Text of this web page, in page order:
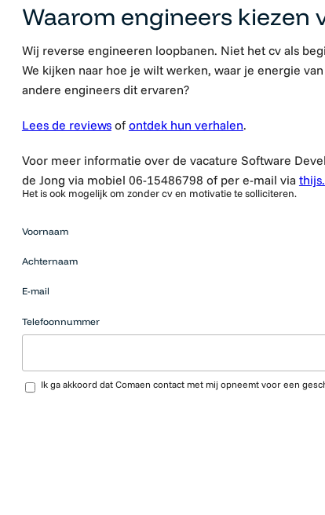
Waarom engineers kiezen
Wij reverse engineeren loopbanen. Niet het cv als
We kijken naar hoe je wilt werken, waar je energie
andere engineers dit ervaren?
Lees de reviewsof ontdek hun verhalen.
Voor meer informatie over de vacature Software
de Jong via mobiel 06-15486798 of per e-mail via
Het is ook mogelijk om zonder cv en motivatie te solliciteren.
Voornaam
Achternaam
E-mail
Telefoonnummer
Ik ga akkoord dat Comaen contact met mij opneemt voor een
die op zoek
werk
hier niets